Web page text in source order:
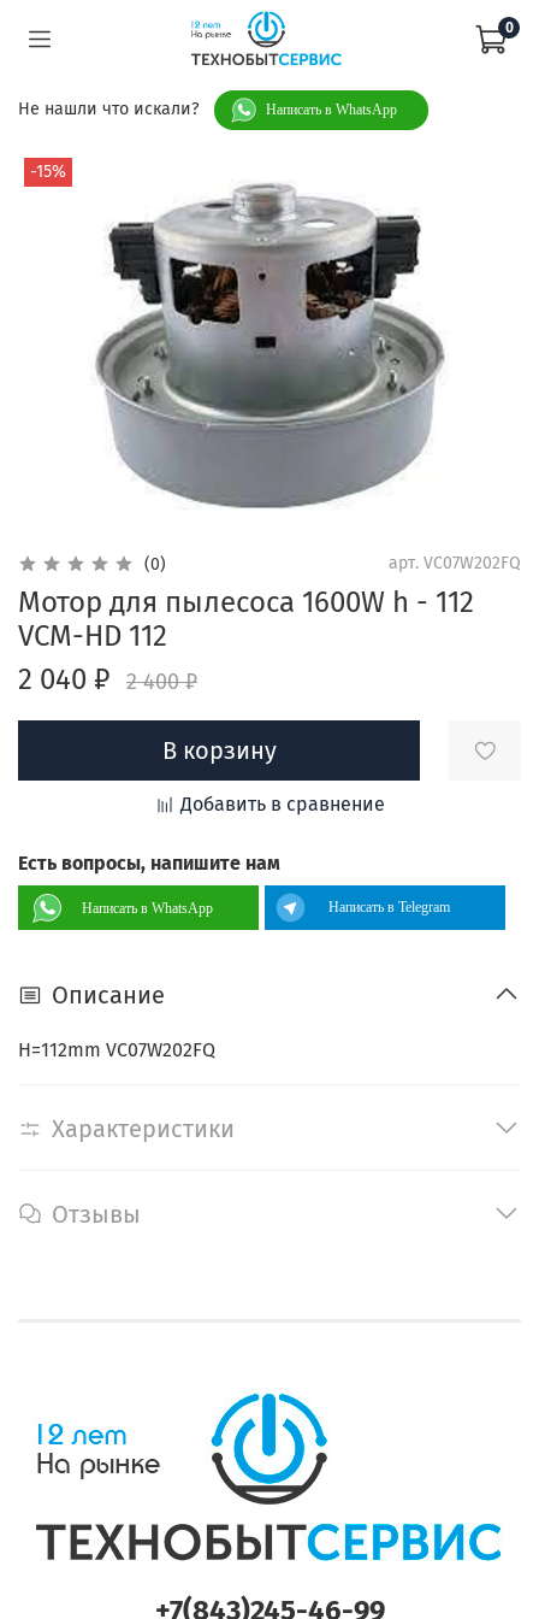
0
Не нашли что искали? Написать в WhatsApp
-15%
(0) арт. VC07W202FQ
Мотор для пылесоса 1600W h - 112
VCM-HD 112
2 040 ₽
2 400 ₽
В корзину
Добавить в сравнение
Есть вопросы, напишите нам
Написать в WhatsApp Написать в Telegram
Описание
H=112mm VC07W202FQ
Характеристики
Отзывы
+7(843)245-46-99